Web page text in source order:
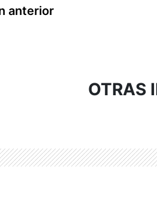
anterior
OTRAS